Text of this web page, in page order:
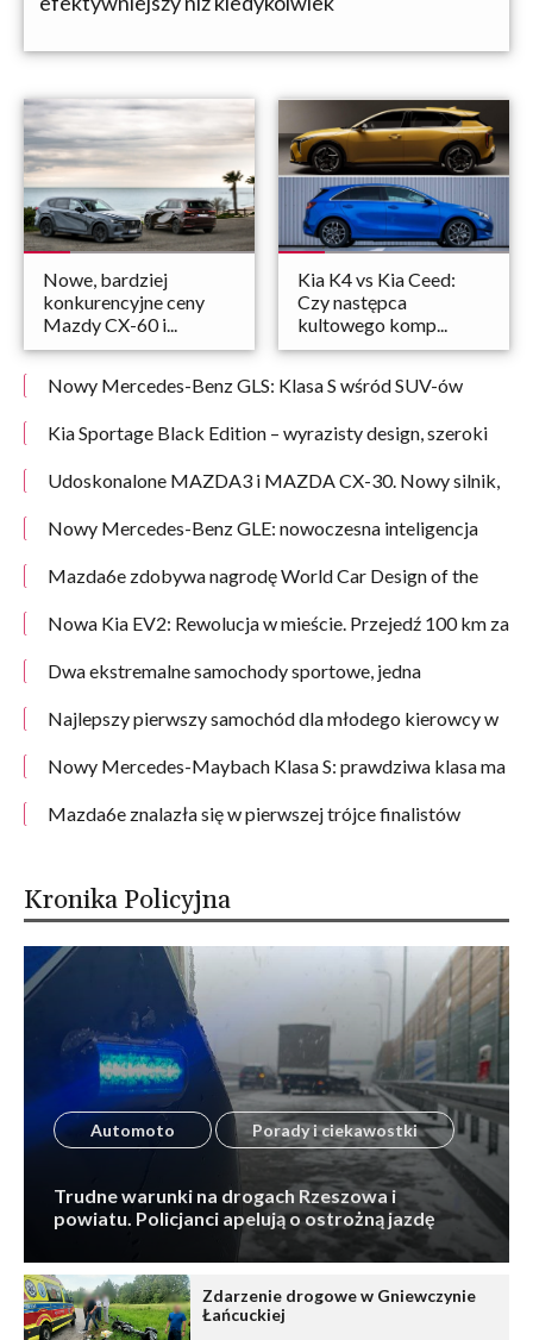
Nowe, bardziej
konkurencyjne ceny
Mazdy CX-60 i...
Kia K4 vs Kia Ceed:
Czy następca
kultowego komp...
Nowy Mercedes-Benz GLS: Klasa S wśród SUV-ów
Kia Sportage Black Edition – wyrazisty design, szeroki
12 tys. zł w cenie 7 tys. zł
Udoskonalone MAZDA3 i MAZDA CX-30. Nowy silnik,
Nowy Mercedes-Benz GLE: nowoczesna inteligencja
Mazda6e zdobywa nagrodę World Car Design of the
Nowa Kia EV2: Rewolucja w mieście. Przejedź 100 km za
Dwa ekstremalne samochody sportowe, jedna
Black Series
Najlepszy pierwszy samochód dla młodego kierowcy w
Nowy Mercedes-Maybach Klasa S: prawdziwa klasa ma
Mazda6e znalazła się w pierwszej trójce finalistów
Kronika Policyjna
Automoto Porady i ciekawostki
Trudne warunki na drogach Rzeszowa i
powiatu. Policjanci apelują o ostrożną jazdę
Zdarzenie drogowe w Gniewczynie
Łańcuckiej